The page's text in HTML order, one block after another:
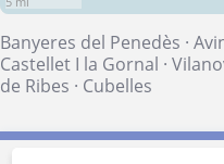
Banyeres del Penedès ·
Castellet I la Gornal ·
de Ribes · Cubelles